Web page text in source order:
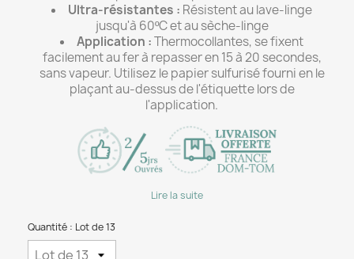
Ultra-résistantes : Résistent au lave-linge
jusqu'à 60ºC et au sèche-linge
Application :Thermocollantes, se fixent
facilement au fer à repasser en 15 à 20 secondes,
sans vapeur. Utilisez le papier sulfurisé fourni en le
plaçant au-dessus de l'étiquette lors de
l'application.
Lire la suite
Quantité : Lot de 13